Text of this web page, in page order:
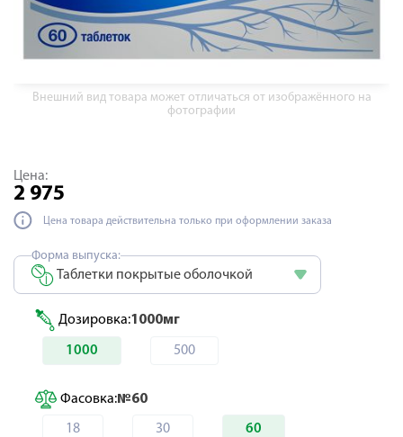
Внешний вид товара может отличаться от изображённого на
фотографии
Цена:
2 975
Цена товара действительна только при оформлении заказа
Форма выпуска:
Таблетки покрытые оболочкой
Дозировка:1000мг
1000 500
Фасовка:№60
18 30 60